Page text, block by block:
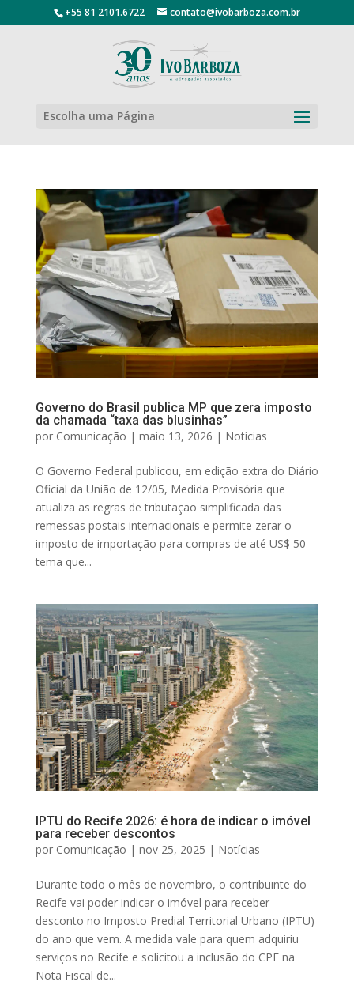
+55 81 2101.6722 contato@ivobarboza.com.br
Escolha uma Página
Governo do Brasil publica MP que zera imposto
da chamada “taxa das blusinhas”
por Comunicação | maio 13, 2026 | Notícias
O Governo Federal publicou, em edição extra do Diário
Oficial da União de 12/05, Medida Provisória que
atualiza as regras de tributação simplificada das
remessas postais internacionais e permite zerar o
imposto de importação para compras de até US$ 50 –
tema que...
IPTU do Recife 2026: é hora de indicar o imóvel
para receber descontos
por Comunicação | nov 25, 2025 | Notícias
Durante todo o mês de novembro, o contribuinte do
Recife vai poder indicar o imóvel para receber
desconto no Imposto Predial Territorial Urbano (IPTU)
do ano que vem. A medida vale para quem adquiriu
serviços no Recife e solicitou a inclusão do CPF na
Nota Fiscal de...